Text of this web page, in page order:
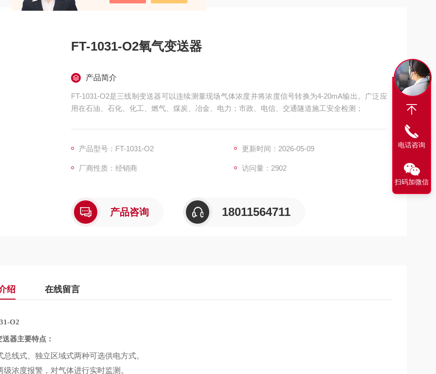
FT-1031-O2氧气变送器
产品简介
FT-1031-O2是三线制变送器可以连续测量现场气体浓度并将浓度信号转换为4-20mA输出。广泛应
用在石油、石化、化工、燃气、煤炭、冶金、电力；市政、电信、交通隧道施工安全检测；
产品型号：FT-1031-O2 更新时间：2026-05-09
厂商性质：经销商 访问量：2902
产品咨询 18011564711
绍 在线留言
O2
器主要特点：
总线式、独立区域式两种可选供电方式。
级浓度报警，对气体进行实时监测。
电话咨询
扫码加微信